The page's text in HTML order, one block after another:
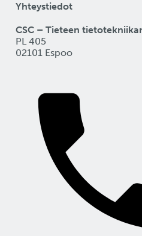
Yhteystiedot
CSC – Tieteen
PL 405
02101 Espoo